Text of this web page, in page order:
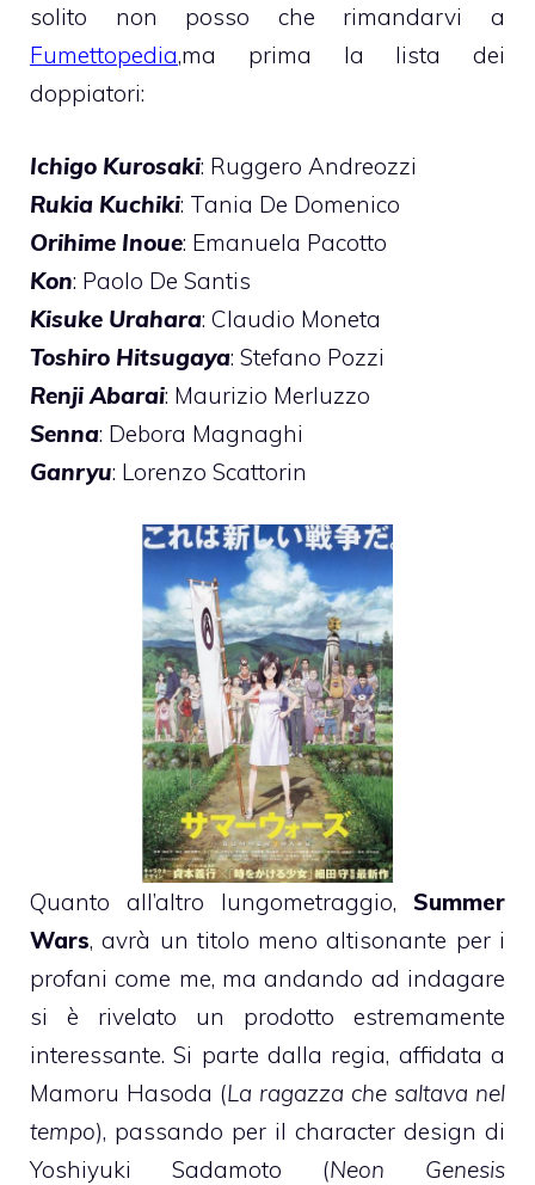
solito non posso che rimandarvi a
Fumettopedia,ma prima la lista dei
doppiatori:
Ichigo Kurosaki: Ruggero Andreozzi
Rukia Kuchiki: Tania De Domenico
Orihime Inoue: Emanuela Pacotto
Kon: Paolo De Santis
Kisuke Urahara: Claudio Moneta
Toshiro Hitsugaya: Stefano Pozzi
Renji Abarai: Maurizio Merluzzo
Senna: Debora Magnaghi
Ganryu: Lorenzo Scattorin
Quanto all’altro lungometraggio, Summer
Wars, avrà un titolo meno altisonante per i
profani come me, ma andando ad indagare
si è rivelato un prodotto estremamente
interessante. Si parte dalla regia, affidata a
Mamoru Hasoda (La ragazza che saltava nel
tempo), passando per il character design di
Yoshiyuki Sadamoto (Neon Genesis